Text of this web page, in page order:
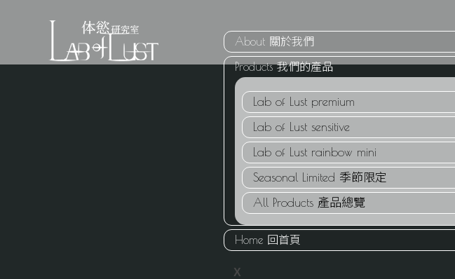
About 關於我們
Products 我們的產品
Lab of Lust premium
Lab of Lust sensitive
Lab of Lust rainbow mini
Seasonal Limited 季節限定
All Products 產品總覽
Home 回首頁
X